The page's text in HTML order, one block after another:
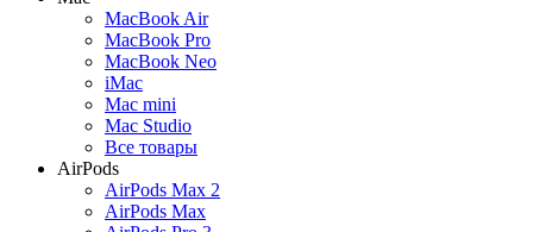
MacBook Air
MacBook Pro
MacBook Neo
iMac
Mac mini
Mac Studio
Все товары
AirPods
AirPods Max 2
AirPods Max